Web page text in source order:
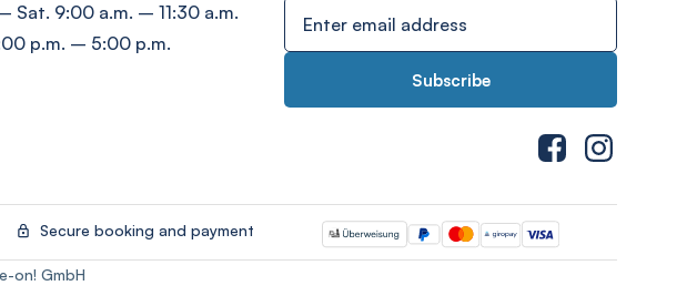
Sat. 9:00 a.m. – 11:30 a.m.
p.m. – 5:00 p.m.
Secure booking and payment
on! GmbH